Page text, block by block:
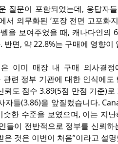
질문이 포함되었는데, 응답자
의무화된 ‘포장 전면 고포화
을 보여주었을 때, 캐나다인의
반면, 약 22.8%는 구매에 영향이
이미 매장 내 구매 의사결
련 정부 기관에 대한 인식에도
도 점수 3.89(5점 만점 기준)
자들(3.86)을 앞질렀습니다.
한 수준을 보였으며, 이는 지
들이 전반적으로 정부를 신뢰
것은 이번이 처음”이라고 설